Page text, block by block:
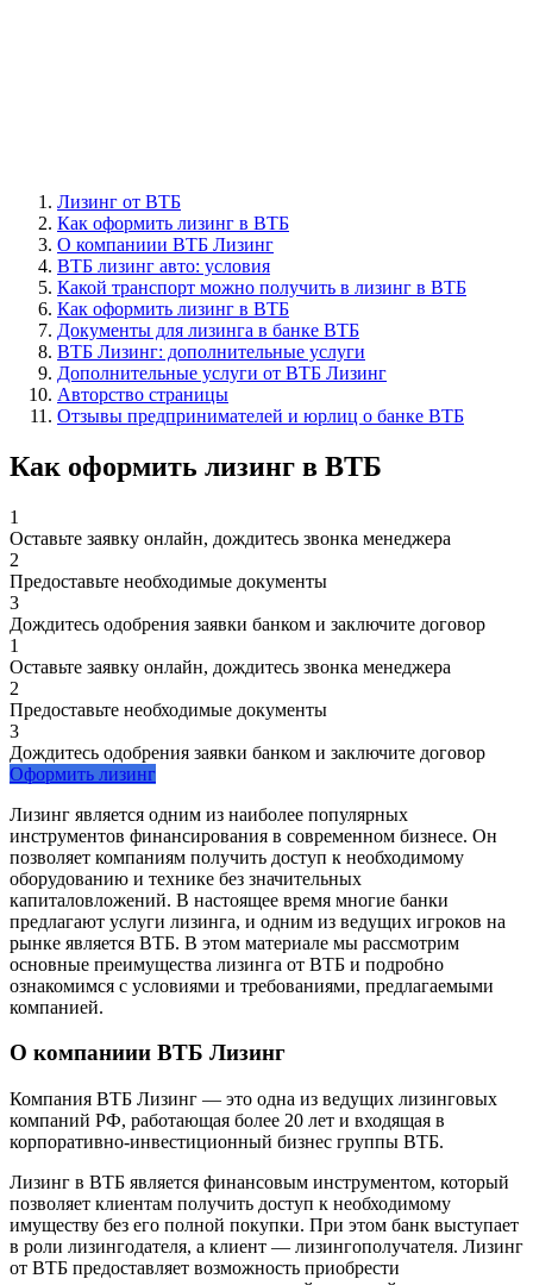
Лизинг от ВТБ
Как оформить лизинг в ВТБ
О компаниии ВТБ Лизинг
ВТБ лизинг авто: условия
Какой транспорт можно получить в лизинг в ВТБ
Как оформить лизинг в ВТБ
Документы для лизинга в банке ВТБ
ВТБ Лизинг: дополнительные услуги
Дополнительные услуги от ВТБ Лизинг
Авторство страницы
Отзывы предпринимателей и юрлиц о банке ВТБ
Как оформить лизинг в ВТБ
1
Оставьте заявку онлайн, дождитесь звонка менеджера
2
Предоставьте необходимые документы
3
Дождитесь одобрения заявки банком и заключите договор
1
Оставьте заявку онлайн, дождитесь звонка менеджера
2
Предоставьте необходимые документы
3
Дождитесь одобрения заявки банком и заключите договор
Оформить лизинг
Лизинг является одним из наиболее популярных
инструментов финансирования в современном бизнесе. Он
позволяет компаниям получить доступ к необходимому
оборудованию и технике без значительных
капиталовложений. В настоящее время многие банки
предлагают услуги лизинга, и одним из ведущих игроков на
рынке является ВТБ. В этом материале мы рассмотрим
основные преимущества лизинга от ВТБ и подробно
ознакомимся с условиями и требованиями, предлагаемыми
компанией.
О компаниии ВТБ Лизинг
Компания ВТБ Лизинг — это одна из ведущих лизинговых
компаний РФ, работающая более 20 лет и входящая в
корпоративно-инвестиционный бизнес группы ВТБ.
Лизинг в ВТБ является финансовым инструментом, который
позволяет клиентам получить доступ к необходимому
имуществу без его полной покупки. При этом банк выступает
в роли лизингодателя, а клиент — лизингополучателя. Лизинг
от ВТБ предоставляет возможность приобрести